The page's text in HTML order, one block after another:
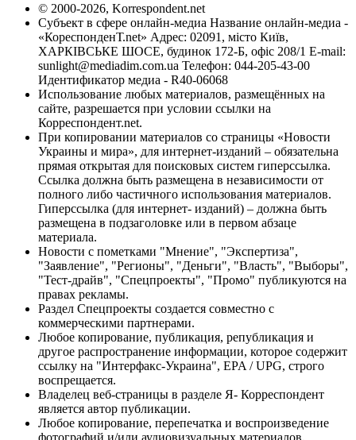
© 2000-2026, Korrespondent.net
Субъект в сфере онлайн-медиа Название онлайн-медиа -
«КореспонденТ.net» Адрес: 02091, місто Київ,
ХАРКІВСЬКЕ ШОСЕ, будинок 172-Б, офіс 208/1 E-mail:
sunlight@mediadim.com.ua Телефон: 044-205-43-00
Идентификатор медиа - R40-06068
Использование любых материалов, размещённых на
сайте, разрешается при условии ссылки на
Корреспондент.net.
При копировании материалов со страницы «Новости
Украины и мира», для интернет-изданий – обязательна
прямая открытая для поисковых систем гиперссылка.
Ссылка должна быть размещена в независимости от
полного либо частичного использования материалов.
Гиперссылка (для интернет- изданий) – должна быть
размещена в подзаголовке или в первом абзаце
материала.
Новости с пометками "Мнение", "Экспертиза",
"Заявление", "Регионы", "Деньги", "Власть", "Выборы",
"Тест-драйв", "Спецпроекты", "Промо" публикуются на
правах рекламы.
Раздел Спецпроекты создается совместно с
коммерческими партнерами.
Любое копирование, публикация, републикация и
другое распространение информации, которое содержит
ссылку на "Интерфакс-Украина", EPA / UPG, строго
воспрещается.
Владелец веб-страницы в разделе Я- Корреспондент
является автор публикации.
Любое копирование, перепечатка и воспроизведение
фотографий и/или аудиовизуальных материалов,